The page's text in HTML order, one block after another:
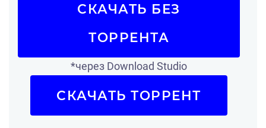
СКАЧАТЬ БЕЗ
ТОРРЕНТА
*через Download Studio
СКАЧАТЬ ТОРРЕНТ